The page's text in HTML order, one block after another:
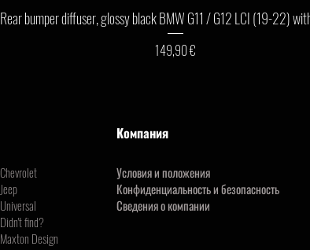
Быстрый просмотр
Rear bumper diffuser, glossy black BMW G11 / G12 LCI (19-22)
Цена
149,90 €
Chevrolet
Jeep
Universal
Didn't find?
Maxton Design
Компания
Условия и положения
Конфиденциальность и безопасность
Сведения о компании